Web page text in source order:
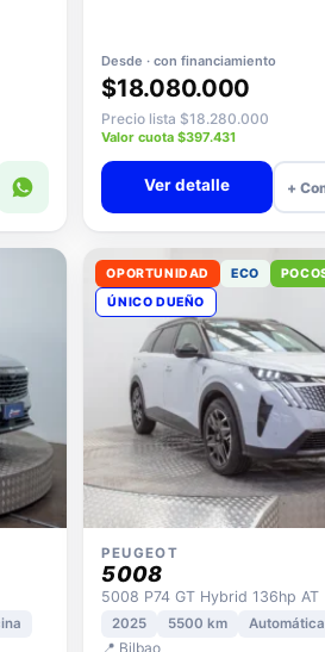
Desde · con financiamiento
$18.080.000
Precio lista $18.280.000
Valor cuota $397.431
Ver detalle +
OPORTUNIDAD
ÚNICO DUEÑO
PEUGEOT
5008
5008 P74 GT Hybrid 136hp AT
2025